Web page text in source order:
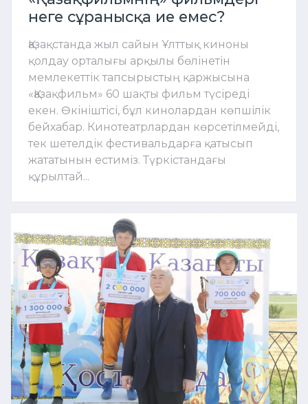
неге сұранысқа ие емес?
Қазақстанда жыл сайын Ұлттық киноны
қолдау орталығы арқылы бөлінетін
мемлекеттік тапсырыстың қаржысына
«Қазақфильм» 60 шақты фильм түсіреді
екен. Өкініштісі, бұл кинолардан көпшілік
бейхабар. Кинотеатрлардан көрсетілмейді,
тек шетелдік фестивальдарға қатысып
жататынын естиміз. Түркістандағы
құрылтай...